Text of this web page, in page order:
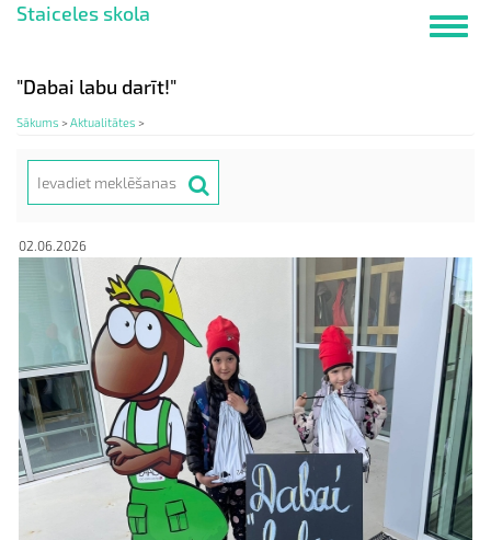
Pārlekt
saturu
Staiceles skola
"Dabai labu darīt!"
Sākums >Aktualitātes >
Search
02.06.2026